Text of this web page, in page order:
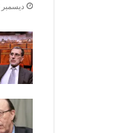
ديسمبر 16, 2018